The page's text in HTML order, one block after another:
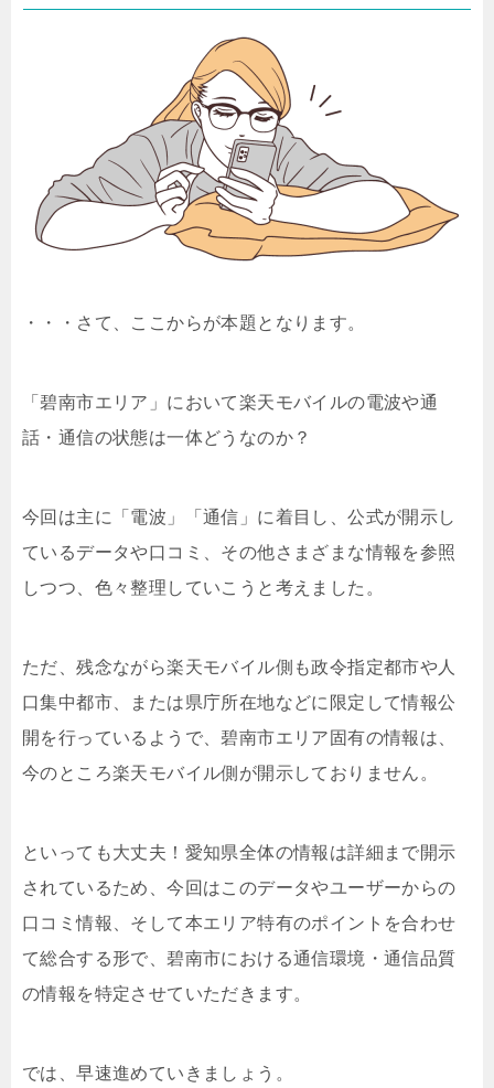
・・・さて、ここからが本題となります。
「碧南市エリア」において楽天モバイルの電波や通
話・通信の状態は一体どうなのか？
今回は主に「電波」「通信」に着目し、公式が開示し
ているデータや口コミ、その他さまざまな情報を参照
しつつ、色々整理していこうと考えました。
ただ、残念ながら楽天モバイル側も政令指定都市や人
口集中都市、または県庁所在地などに限定して情報公
開を行っているようで、碧南市エリア固有の情報は、
今のところ楽天モバイル側が開示しておりません。
といっても大丈夫！愛知県全体の情報は詳細まで開示
されているため、今回はこのデータやユーザーからの
口コミ情報、そして本エリア特有のポイントを合わせ
て総合する形で、碧南市における通信環境・通信品質
の情報を特定させていただきます。
では、早速進めていきましょう。